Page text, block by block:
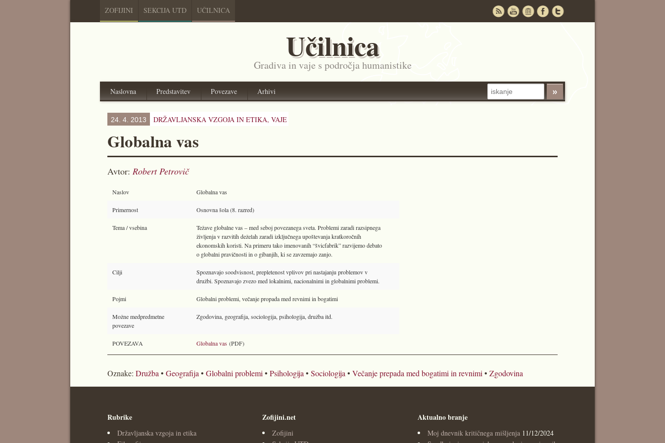
ZOFIJINI SEKCIJA UTD UČILNICA
Učilnica
Gradiva in vaje s področja humanistike
Naslovna Predstavitev Povezave Arhivi
24. 4. 2013 DRŽAVLJANSKA VZGOJA IN ETIKA, VAJE
Globalna vas
Avtor: Robert Petrovič
Naslov Globalna vas
Primernost Osnovna šola (8. razred)
Tema / vsebina
Težave globalne vas – med seboj povezanega sveta. Problemi zaradi razsipnega
življenja v razvitih deželah zaradi izključnega upoštevanja kratkoročnih
ekonomskih koristi. Na primeru tako imenovanih “švicfabrik” razvijemo debato
o globalni pravičnosti in o gibanjih, ki se zavzemajo zanjo.
Cilji
Spoznavajo soodvisnost, prepletenost vplivov pri nastajanju problemov v
družbi. Spoznavajo zvezo med lokalnimi, nacionalnimi in globalnimi problemi.
Pojmi Globalni problemi, večanje propada med revnimi in bogatimi
Možne medpredmetne
povezave
Zgodovina, geografija, sociologija, psihologija, družba itd.
POVEZAVA Globalna vas (PDF)
Oznake: Družba • Geografija • Globalni problemi • Psihologija • Sociologija • Večanje prepada med bogatimi in revnimi • Zgodovina
Rubrike
Državljanska vzgoja in etika
Zofijini.net
Zofijini
Aktualno branje
Moj dnevnik kritičnega mišljenja 11/12/2024